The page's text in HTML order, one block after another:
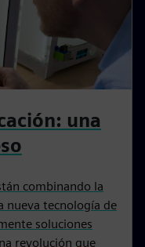
una
combinando la
nueva tecnología de
soluciones
revolución que